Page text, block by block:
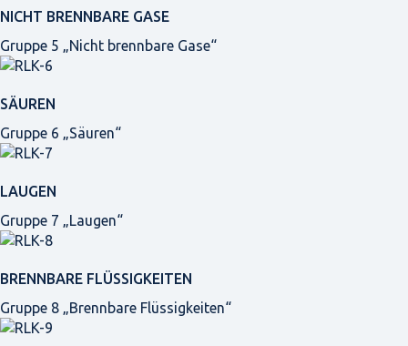
NICHT BRENNBARE GASE
Gruppe 5 „Nicht brennbare Gase“
SÄUREN
Gruppe 6 „Säuren“
LAUGEN
Gruppe 7 „Laugen“
BRENNBARE FLÜSSIGKEITEN
Gruppe 8 „Brennbare Flüssigkeiten“